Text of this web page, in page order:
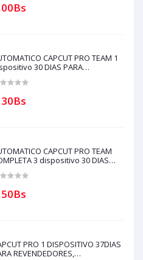
CAPCUT PRO TEAM 1
30 DIAS PARA
comprar) para soporte
CAPCUT PRO TEAM
3 dispositivo 30 DIAS
puede comprar)
PRO 1 DISPOSITIVO 37DIAS
REVENDEDORES,